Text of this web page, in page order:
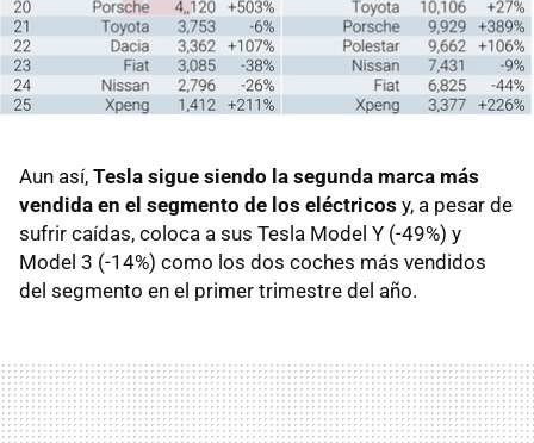
Aun así, Tesla sigue siendo la segunda marca más
vendida en el segmento de los eléctricos y, a pesar de
sufrir caídas, coloca a sus Tesla Model Y (-49%) y
Model 3 (-14%) como los dos coches más vendidos
del segmento en el primer trimestre del año.